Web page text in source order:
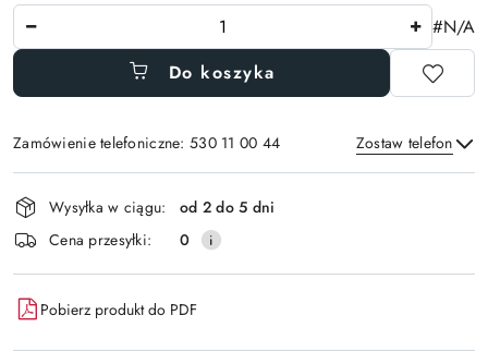
#N/A
Do koszyka
Zamówienie telefoniczne: 530 11 00 44 Zostaw telefon
Wyślij
Dostępność
i
dostawa
Wysyłka w ciągu:
od 2 do 5 dni
Cena przesyłki:
0
Pobierz produkt do PDF